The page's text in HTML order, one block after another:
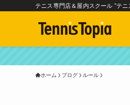
テニス専門店＆屋内スクール ”テ
ホーム ブログ ルール